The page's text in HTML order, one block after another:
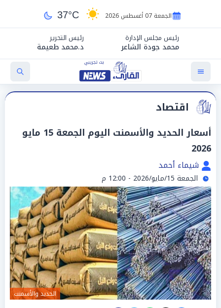
الجمعة 07 أغسطس 2026 37°C
رئيس مجلس الإدارة
محمد جودة الشاعر
رئيس التحرير
د.محمد طعيمة
اقتصاد
أسعار الحديد والأسمنت اليوم الجمعة 15 مايو
2026
شيماء أحمد
الجمعة 15/مايو/2026 - 12:00 م
الحديد والأسمنت